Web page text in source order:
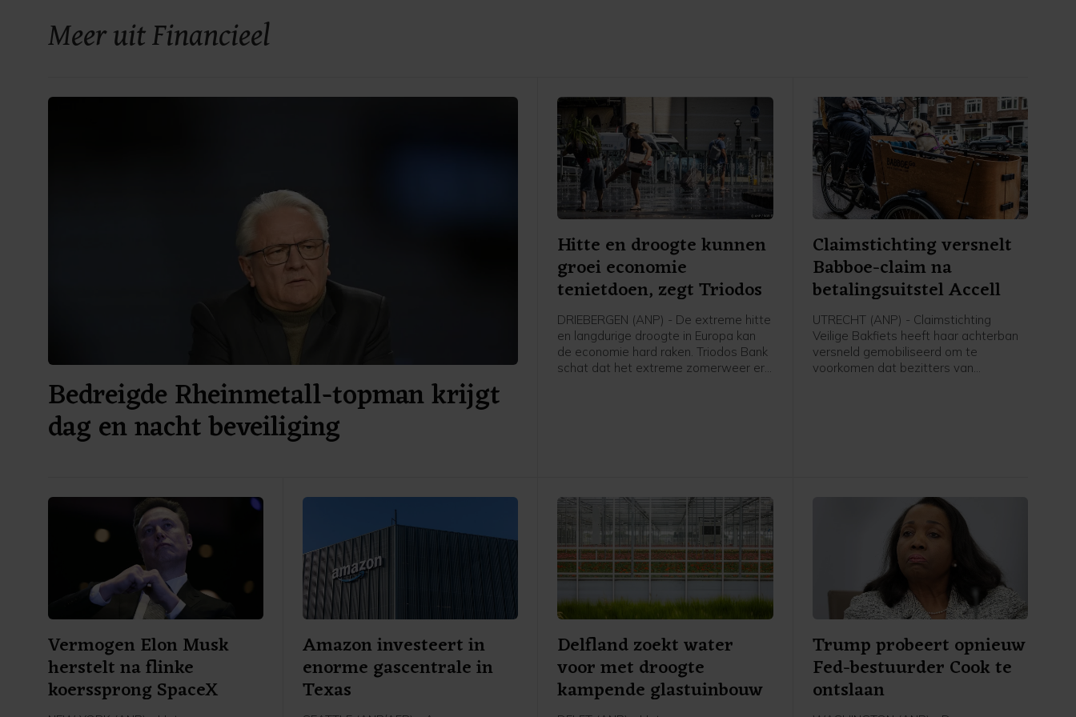
Meer uit Financieel
Bedreigde Rheinmetall-topman krijgt
dag en nacht beveiliging
Hitte en droogte kunnen
groei economie
tenietdoen, zegt Triodos
DRIEBERGEN (ANP) - De extreme hitte
en langdurige droogte in Europa kan
de economie hard raken. Triodos Bank
schat dat het extreme zomerweer er
Claimstichting versnelt
Babboe-claim na
betalingsuitstel Accell
UTRECHT (ANP) - Claimstichting
Veilige Bakfiets heeft haar achterban
versneld gemobiliseerd om te
voorkomen dat bezitters van
rechter. Zo'n surseance is vaak een
voorbode voor een bankroet.
Vermogen Elon Musk
herstelt na flinke
koerssprong SpaceX
Amazon investeert in
enorme gascentrale in
Texas
Delfland zoekt water
voor met droogte
kampende glastuinbouw
Trump probeert opnieuw
Fed-bestuurder Cook te
ontslaan